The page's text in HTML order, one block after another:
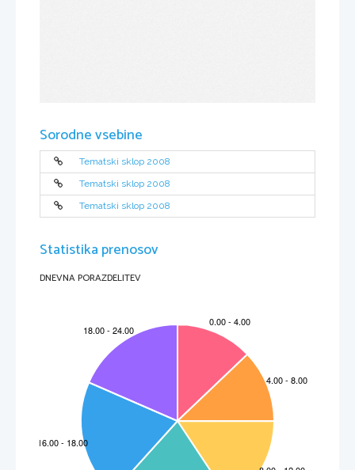
Sorodne vsebine
Tematski sklop 2008
Tematski sklop 2008
Tematski sklop 2008
Statistika prenosov
DNEVNA PORAZDELITEV